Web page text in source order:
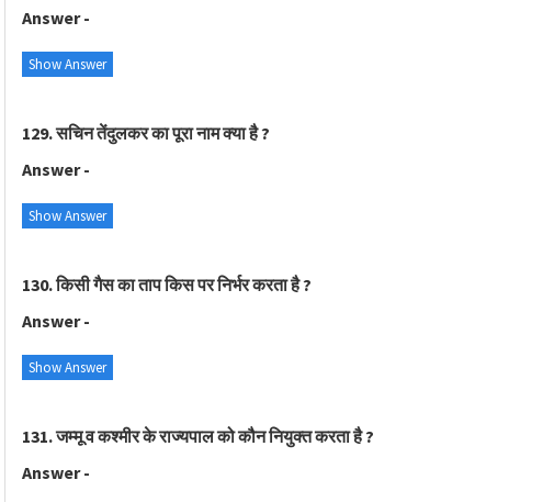
Answer -
Show Answer
129. सचिन तेंदुलकर का पूरा नाम क्या है ?
Answer -
Show Answer
130. किसी गैस का ताप किस पर निर्भर करता है ?
Answer -
Show Answer
131. जम्मू व कश्मीर के राज्यपाल को कौन नियुक्त करता है ?
Answer -